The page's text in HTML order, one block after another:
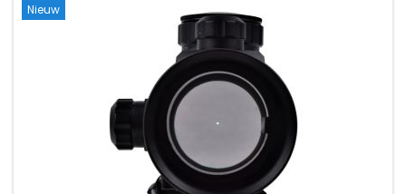
Nieuw